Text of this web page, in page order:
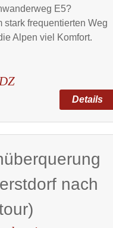
E5?
stark frequentierten Weg
Alpen viel Komfort.
nach